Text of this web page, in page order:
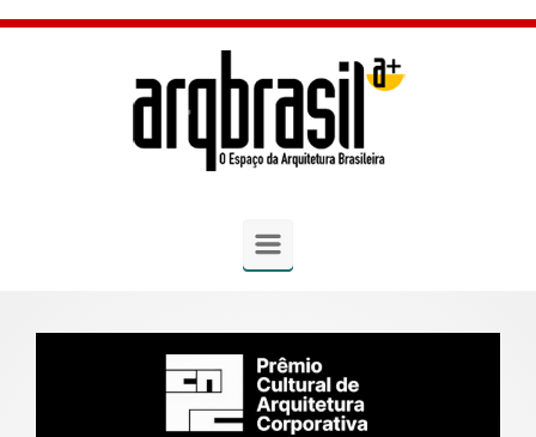
Skip to main content